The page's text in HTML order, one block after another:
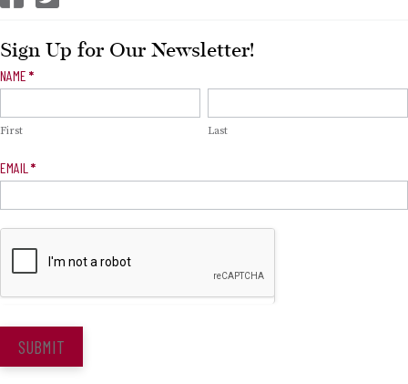
Sign Up for Our Newsletter!
Newsletter
NAME *
First Last
EMAIL *
SUBMIT